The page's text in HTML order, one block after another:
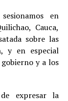
en
Cauca,
sobre las
y en especial
y a los
expresar la